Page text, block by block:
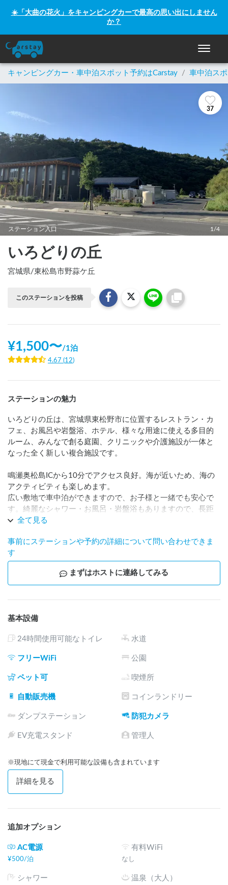
☀️「大曲の花火」をキャンピングカーで最高の思い出にしません
か？
ナビゲ
キャンピングカー・車中泊スポット予約はCarstay / 車中泊ス
37
ステーション入口 1/4
いろどりの丘
宮城県/東松島市野蒜ケ丘
このステーションを投稿
¥1,500〜/1泊
4.67 (12)
ステーションの魅力
いろどりの丘は、宮城県東松野市に位置するレストラン・カ
フェ、お風呂や岩盤浴、ホテル、様々な用途に使える多目的
ルーム、みんなで創る庭園、クリニックや介護施設が一体と
なった全く新しい複合施設です。
鳴瀬奥松島ICから10分でアクセス良好。海が近いため、海の
アクティビティも楽しめます。
広い敷地で車中泊ができますので、お子様と一緒でも安心で
す。綺麗なシャワー・お風呂・岩盤浴もありますので、長距
離移動の疲れも癒すことができます。
楽しみください。
※トイレ
原則、当日19時～翌朝8時30分までは、東名駅横にある西部
集会所外トイレを
ご利用いただいております(徒歩5分)。
レを利用可能性です。
声がけください。
※焚火・BBQ
※お車が大きい場合
全て見る
事前にステーションや予約の詳細について問い合わせできま
す
まずはホストに連絡してみる
基本設備
24時間使用可能なトイレ 水道
フリーWiFi 公園
ペット可 喫煙所
自動販売機 コインランドリー
ダンプステーション 防犯カメラ
EV充電スタンド 管理人
※現地にて現金で利用可能な設備も含まれています
詳細を見る
追加オプション
AC電源
¥500/泊
有料WiFi
なし
シャワー 温泉（大人）